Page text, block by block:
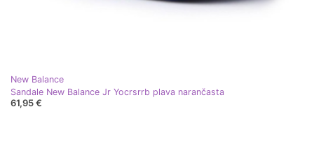
New Balance
Sandale New Balance Jr Yocrsrrb plava narančasta
61,95 €